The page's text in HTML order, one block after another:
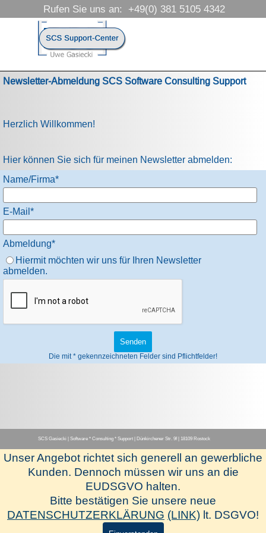
Direkt zum Seiteninhalt
Menü überspringen
Rufen Sie uns an:  +49(0) 381 5105 4342
Newsletter-Abmeldung SCS Software Consulting Support
Herzlich Willkommen!
Hier können Sie sich für meinen Newsletter abmelden:
Name/Firma*
E-Mail *
Abmeldung*
Hiermit möchten wir uns für Ihren Newsletter
abmelden.
Die mit * gekennzeichneten Felder sind Pflichtfelder!
Menü überspringen
[Herstellerseite-www.hapak.de]
[Newsletter-Anmeldung]
[SCS-Fernwartung]
SCS Gasiecki | Software * Consulting * Support | Dünkirchener Str. 9f | 18109 Rostock
Unser Angebot richtet sich generell an gewerbliche
Kunden. Dennoch müssen wir uns an die
EUDSGVO halten.
Bitte bestätigen Sie unsere neue
DATENSCHUTZERKLÄRUNG (LINK) lt. DSGVO!